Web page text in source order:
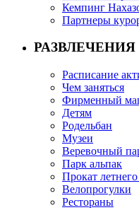
Кемпинг
Партнеры
РАЗВЛЕЧЕНИЯ
Расписание
Чем заняться
Фирменный
Детям
Родельбан
Музеи
Веревочный
Парк альпак
Прокат
Велопрогулки
Рестораны